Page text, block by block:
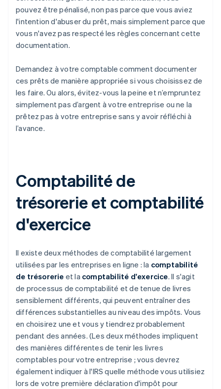
pouvez être pénalisé, non pas parce que vous aviez
l'intention d'abuser du prêt, mais simplement parce que
vous n'avez pas respecté les règles concernant cette
documentation.
Demandez à votre comptable comment documenter
ces prêts de manière appropriée si vous choisissez de
les faire. Ou alors, évitez-vous la peine et n’empruntez
simplement pas d’argent à votre entreprise ou ne la
prêtez pas à votre entreprise sans y avoir réfléchi à
l’avance.
Comptabilité de
trésorerie et comptabilité
d'exercice
Il existe deux méthodes de comptabilité largement
utilisées par les entreprises en ligne : la comptabilité
de trésorerie et la comptabilité d'exercice. Il s'agit
de processus de comptabilité et de tenue de livres
sensiblement différents, qui peuvent entraîner des
différences substantielles au niveau des impôts. Vous
en choisirez une et vous y tiendrez probablement
pendant des années. (Les deux méthodes impliquent
des manières différentes de tenir les livres
comptables pour votre entreprise ; vous devrez
également indiquer à l'IRS quelle méthode vous utilisiez
lors de votre première déclaration d'impôt pour